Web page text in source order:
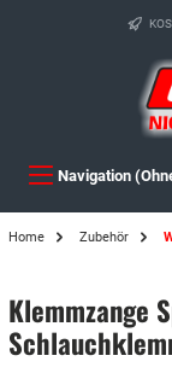
Navigation
Home Zubehör
Klemmzange